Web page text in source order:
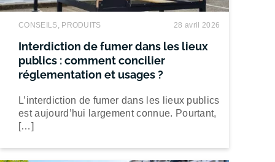
CONSEILS, PRODUITS 28 avril 2026
Interdiction de fumer dans les lieux
publics : comment concilier
réglementation et usages ?
L’interdiction de fumer dans les lieux publics
est aujourd’hui largement connue. Pourtant,
[…]